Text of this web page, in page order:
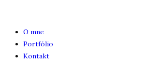
O mne
Portfólio
Kontakt